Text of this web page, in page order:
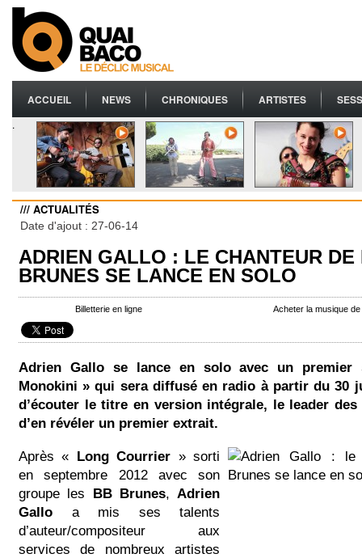
ACCUEIL NEWS CHRONIQUES ARTISTES
.
/// ACTUALITÉS
Date d'ajout : 27-06-14
ADRIEN GALLO : LE CHANTEUR DE
BRUNES SE LANCE EN SOLO
Billetterie en ligne Acheter la musique
Adrien Gallo se lance en solo avec un premier
Monokini » qui sera diffusé en radio à partir du 30
d’écouter le titre en version intégrale, le leader
d’en révéler un premier extrait.
Après « Long Courrier » sorti
en septembre 2012 avec son
groupe les BB Brunes, Adrien
Gallo a mis ses talents
d’auteur/compositeur aux
services de nombreux artistes